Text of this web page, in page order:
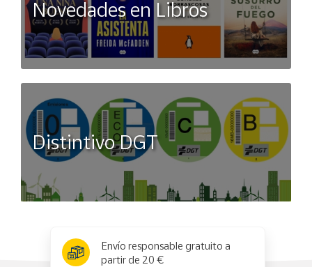
Novedades en Libros
Distintivo DGT
Envío responsable gratuito a
partir de 20 €